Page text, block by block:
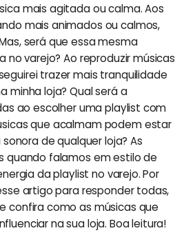
mais agitada ou calma. Aos
mais animados ou calmos,
será que essa mesma
no varejo? Ao reproduzir músicas
trazer mais tranquilidade
minha loja? Qual será a
ao escolher uma playlist com
que acalmam podem estar
de qualquer loja? As
quando falamos em estilo de
da playlist no varejo. Por
artigo para responder todas,
confira como as músicas que
na sua loja. Boa leitura!